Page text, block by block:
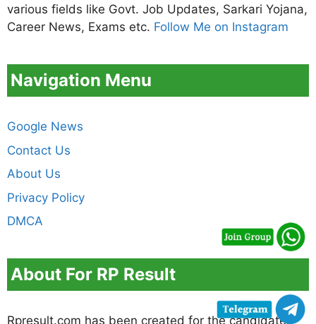
various fields like Govt. Job Updates, Sarkari Yojana,
Career News, Exams etc. Follow Me on Instagram
Navigation Menu
Google News
Contact Us
About Us
Privacy Policy
DMCA
About For RP Result
Rpresult.com has been created for the candidates